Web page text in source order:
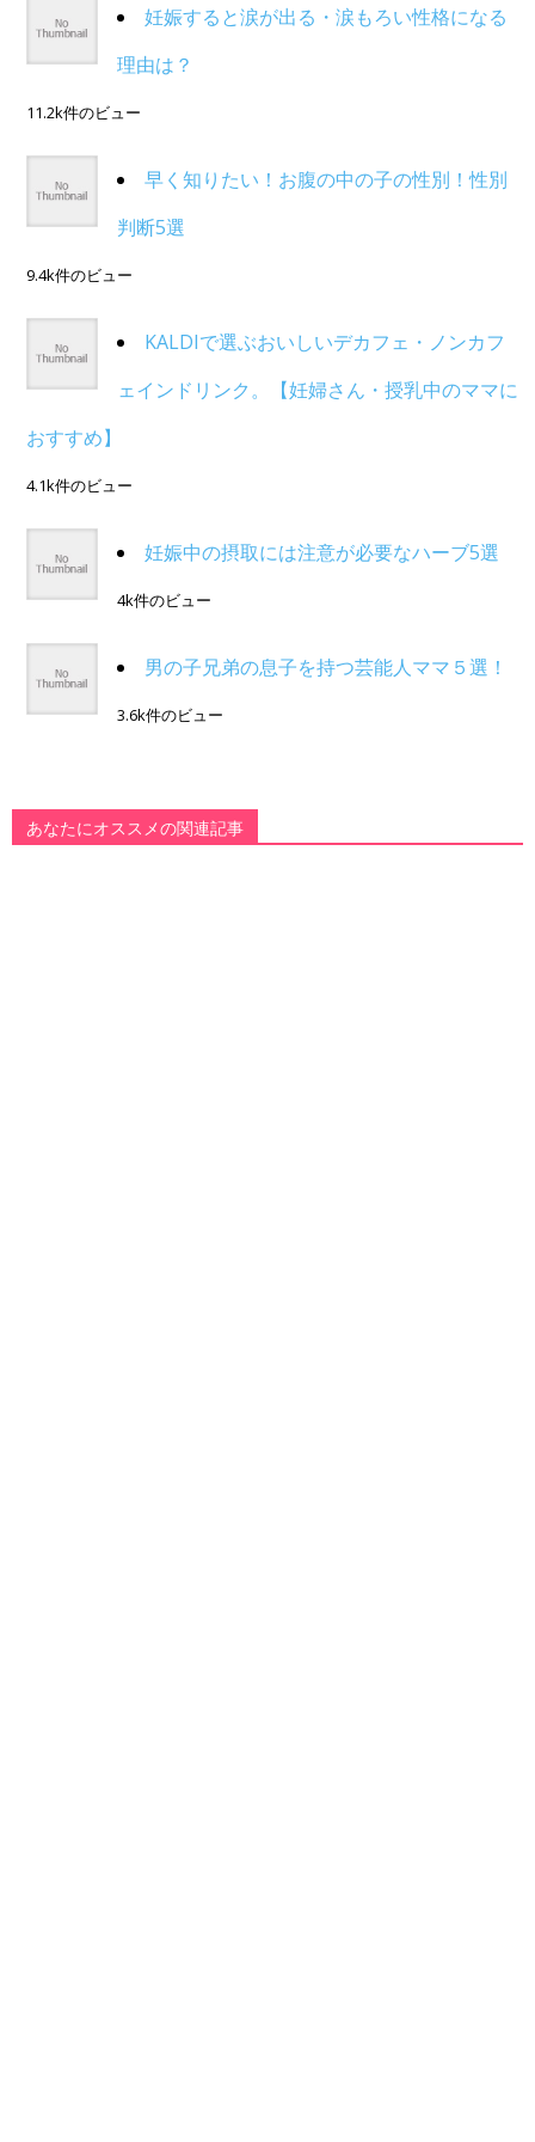
妊娠すると涙が出る・涙もろい性格になる
理由は？
11.2k件のビュー
早く知りたい！お腹の中の子の性別！性別
判断5選
9.4k件のビュー
KALDIで選ぶおいしいデカフェ・ノンカフ
ェインドリンク。【妊婦さん・授乳中のママに
おすすめ】
4.1k件のビュー
妊娠中の摂取には注意が必要なハーブ5選
4k件のビュー
男の子兄弟の息子を持つ芸能人ママ５選！
3.6k件のビュー
あなたにオススメの関連記事